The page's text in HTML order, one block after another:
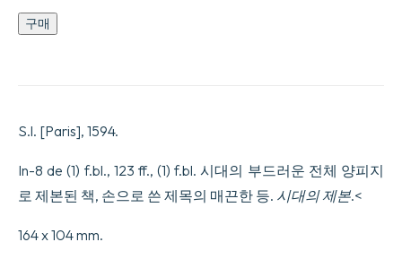
Dialogue
dentre
Contenant
raisons
de
leurs
&
questions
구매
S.l. [Paris], 1594.
In-8 de (1) f.bl., 123 ff., (1) f.bl. 시대의 부드러운 전체 양피지
로 제본된 책, 손으로 쓴 제목의 매끈한 등. 시대의 제본.<
164 x 104 mm.